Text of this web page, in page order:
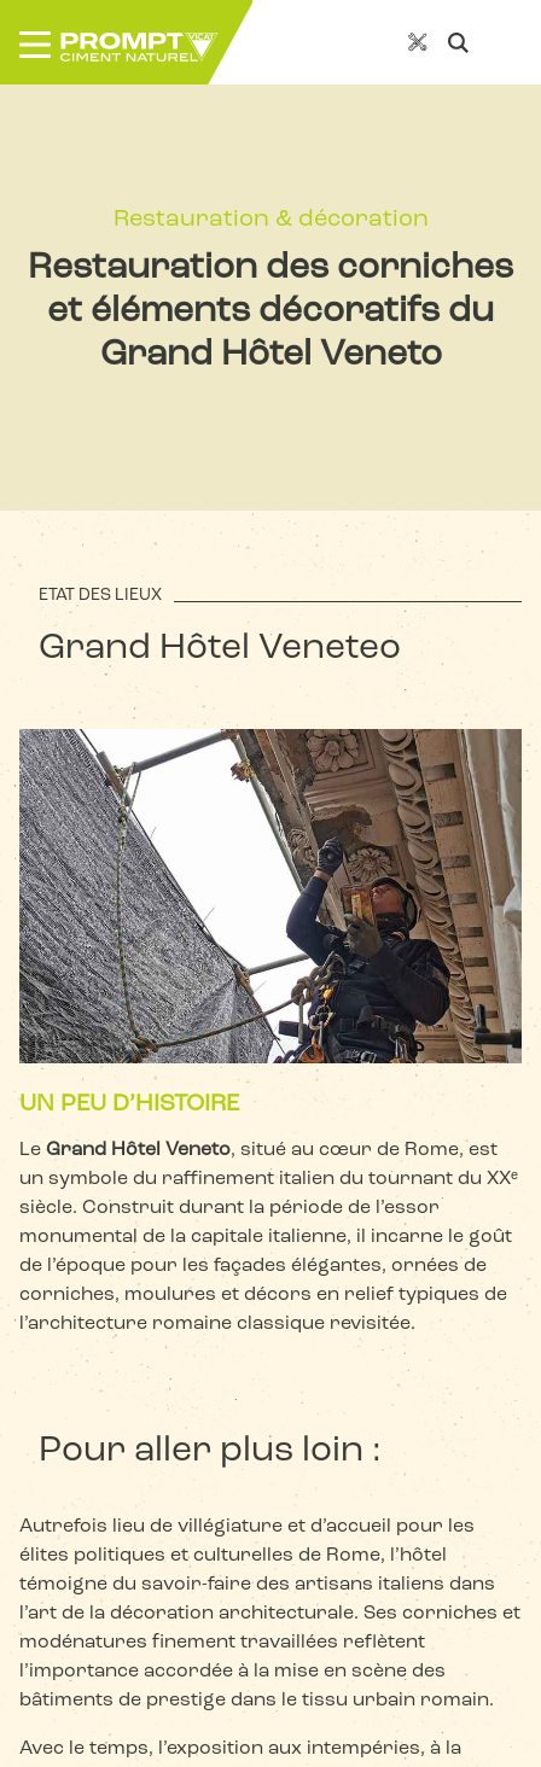
Restauration & décoration
Restauration des corniches
et éléments décoratifs du
Grand Hôtel Veneto
ETAT DES LIEUX
Grand Hôtel Veneteo
UN PEU D’HISTOIRE
Le Grand Hôtel Veneto, situé au cœur de Rome, est
un symbole du raffinement italien du tournant du XXᵉ
siècle. Construit durant la période de l’essor
monumental de la capitale italienne, il incarne le goût
de l’époque pour les façades élégantes, ornées de
corniches, moulures et décors en relief typiques de
l’architecture romaine classique revisitée.
Pour aller plus loin :
Autrefois lieu de villégiature et d’accueil pour les
élites politiques et culturelles de Rome, l’hôtel
témoigne du savoir-faire des artisans italiens dans
l’art de la décoration architecturale. Ses corniches et
modénatures finement travaillées reflètent
l’importance accordée à la mise en scène des
bâtiments de prestige dans le tissu urbain romain.
Avec le temps, l’exposition aux intempéries, à la